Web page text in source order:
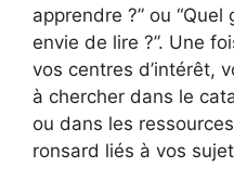
apprendre ?” ou “Quel
envie de lire ?”. Une
vos centres d’intérêt,
à chercher dans le
ou dans les
ronsard liés à vos